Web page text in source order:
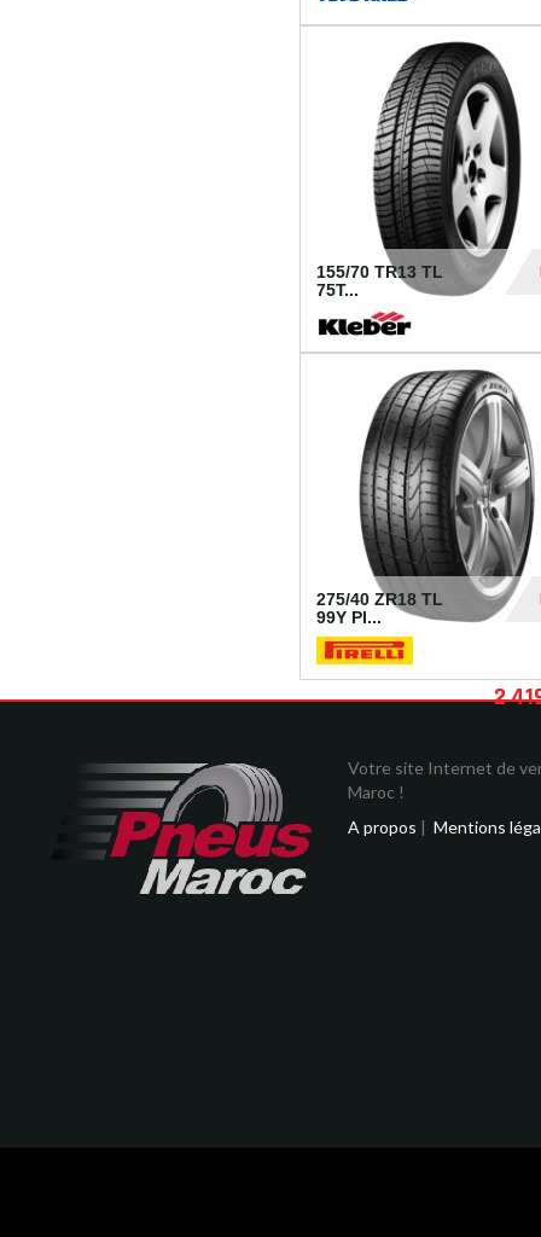
155/70 TR13 TL
75T...
275/40 ZR18 TL
99Y PI...
2
Votre site Internet de
Maroc !
A propos | Mentions